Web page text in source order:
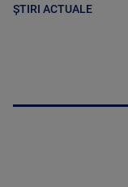
ȘTIRI ACTUALE